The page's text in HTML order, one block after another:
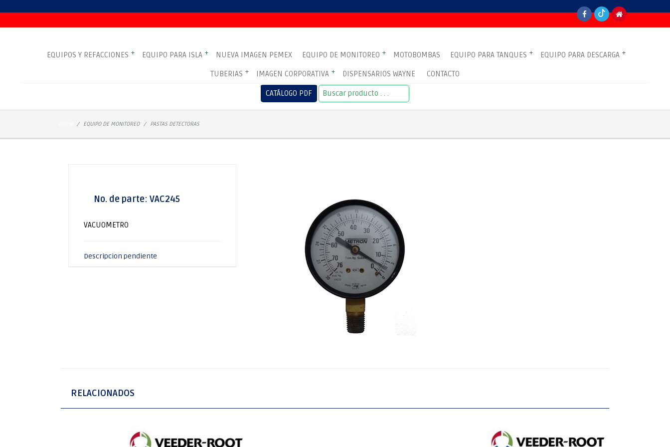
EQUIPOS Y REFACCIONES + EQUIPO PARA ISLA + NUEVA IMAGEN PEMEX EQUIPO DE MONITOREO + MOTOBOMBAS EQUIPO PARA TANQUES + EQUIPO PARA DESCARGA +
TUBERIAS + IMAGEN CORPORATIVA + DISPENSARIOS WAYNE CONTACTO
CATÁLOGO PDF
EQUIPO DE MONITOREO PASTAS DETECTORAS
No. de parte: VAC245
VACUOMETRO
Descripcion pendiente
RELACIONADOS
VEDEER ROOT